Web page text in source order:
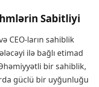
Sabitliyi
CEO-ların sahiblik
ilə bağlı etimad
bir sahiblik,
güclü bir uyğunluğu